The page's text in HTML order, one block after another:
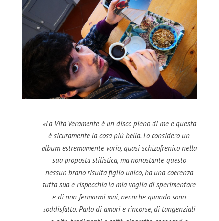
«LaVita Veramente è un disco pieno di me e questa
è sicuramente la cosa più bella. Lo considero un
album estremamente vario, quasi schizofrenico nella
sua proposta stilistica, ma nonostante questo
nessun brano risulta figlio unico, ha una coerenza
tutta sua e rispecchia la mia voglia di sperimentare
e di non fermarmi mai, neanche quando sono
soddisfatto. Parlo di amori e rincorse, di tangenziali